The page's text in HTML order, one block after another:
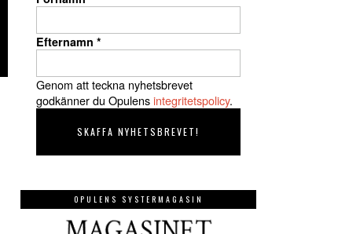
Efternamn *
Genom att teckna nyhetsbrevet
godkänner du Opulensintegritetspolicy.
OPULENS SYSTERMAGASIN